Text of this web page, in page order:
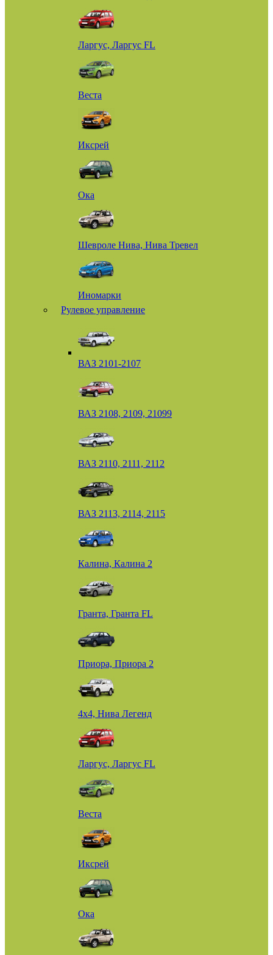
Ларгус, Ларгус FL
Веста
Иксрей
Ока
Шевроле Нива, Нива Тревел
Иномарки
Рулевое управление
ВАЗ 2101-2107
ВАЗ 2108, 2109, 21099
ВАЗ 2110, 2111, 2112
ВАЗ 2113, 2114, 2115
Калина, Калина 2
Гранта, Гранта FL
Приора, Приора 2
4х4, Нива Легенд
Ларгус, Ларгус FL
Веста
Иксрей
Ока